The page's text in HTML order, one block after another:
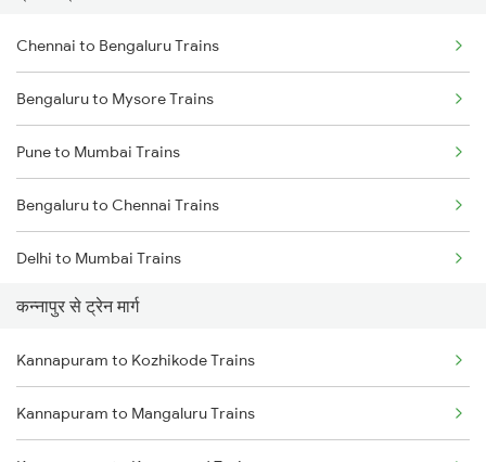
Chennai to Bengaluru Trains
Bengaluru to Mysore Trains
Pune to Mumbai Trains
Bengaluru to Chennai Trains
Delhi to Mumbai Trains
Mumbai to Pune Trains
Delhi to Jammu Trains
Mumbai to Delhi Trains
कन्नापुर से ट्रेन मार्ग
Kannapuram to Kozhikode Trains
Kannapuram to Mangaluru Trains